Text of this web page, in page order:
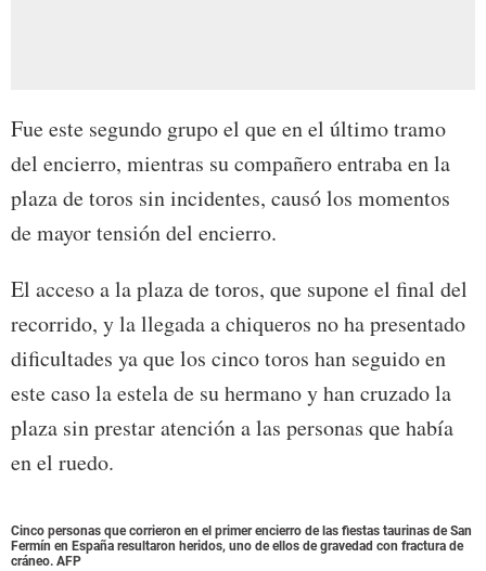
Fue este segundo grupo el que en el último tramo
del encierro, mientras su compañero entraba en la
plaza de toros sin incidentes, causó los momentos
de mayor tensión del encierro.
El acceso a la plaza de toros, que supone el final del
recorrido, y la llegada a chiqueros no ha presentado
dificultades ya que los cinco toros han seguido en
este caso la estela de su hermano y han cruzado la
plaza sin prestar atención a las personas que había
en el ruedo.
Cinco personas que corrieron en el primer encierro de las fiestas taurinas de San
Fermín en España resultaron heridos, uno de ellos de gravedad con fractura de
cráneo. AFP